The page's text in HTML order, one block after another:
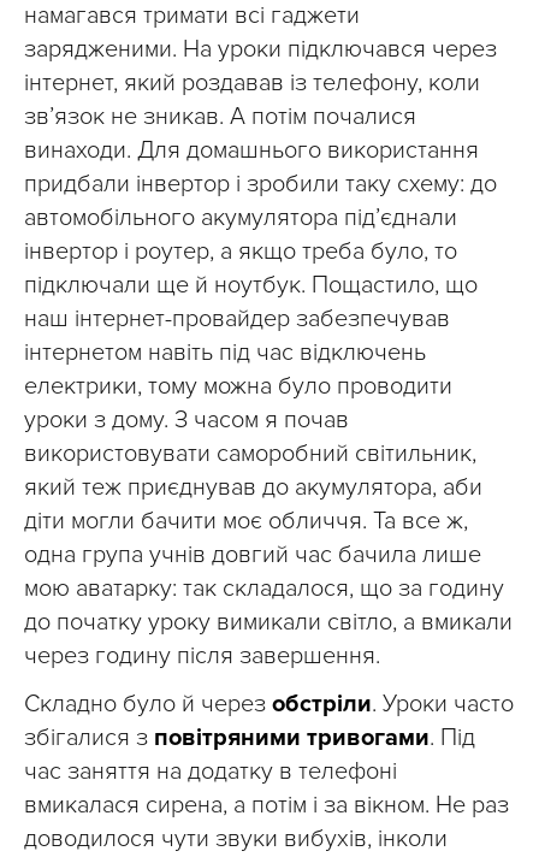
намагався тримати всі гаджети
зарядженими. На уроки підключався через
інтернет, який роздавав із телефону, коли
зв’язок не зникав. А потім почалися
винаходи. Для домашнього використання
придбали інвертор і зробили таку схему: до
автомобільного акумулятора під’єднали
інвертор і роутер, а якщо треба було, то
підключали ще й ноутбук. Пощастило, що
наш інтернет-провайдер забезпечував
інтернетом навіть під час відключень
електрики, тому можна було проводити
уроки з дому. З часом я почав
використовувати саморобний світильник,
який теж приєднував до акумулятора, аби
діти могли бачити моє обличчя. Та все ж,
одна група учнів довгий час бачила лише
мою аватарку: так складалося, що за годину
до початку уроку вимикали світло, а вмикали
через годину після завершення.
Складно було й через обстріли. Уроки часто
збігалися з повітряними тривогами. Під
час заняття на додатку в телефоні
вмикалася сирена, а потім і за вікном. Не раз
доводилося чути звуки вибухів, інколи